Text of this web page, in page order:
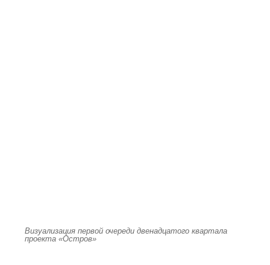
Визуализация первой очереди двенадцатого квартала
проекта «Остров»